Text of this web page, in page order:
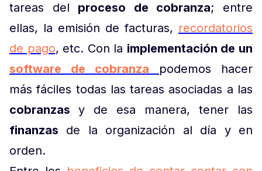
tareas del proceso de cobranza; entre
ellas, la emisión de facturas, recordatorios
de pago, etc. Con la implementación de un
software de cobranza
podemos hacer
más fáciles todas las tareas asociadas a las
cobranzas y de esa manera, tener las
finanzas de la organización al día y en
orden.